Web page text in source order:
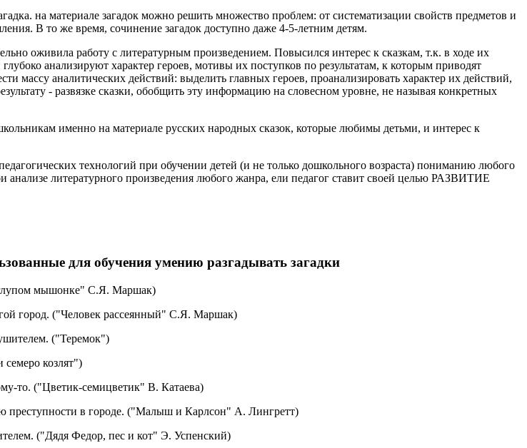
на материале загадок можно решить множество проблем: от систематизации свойств предметов и
В то же время, сочинение загадок доступно даже 4-5-летним детям.
оживила работу с литературным произведением. Повысился интерес к сказкам, т.к. в ходе их
анализируют характер героев, мотивы их поступков по результатам, к которым приводят
массу аналитических действий: выделить главных героев, проанализировать характер их действий,
- развязке сказки, обобщить эту информацию на словесном уровне, не называя конкретных
именно на материале русских народных сказок, которые любимы детьми, и интерес к
технологий при обучении детей (и не только дошкольного возраста) пониманию любого
анализе литературного произведения любого жанра, ели педагог ставит своей целью РАЗВИТИЕ
для обучения умению разгадывать загадки
глупом мышонке" С.Я. Маршак)
город. ("Человек рассеянный" С.Я. Маршак)
("Теремок")
семеро козлят")
то. ("Цветик-семицветик" В. Катаева)
преступности в городе. ("Малыш и Карлсон" А. Лингретт)
("Дядя Федор, пес и кот" Э. Успенский)